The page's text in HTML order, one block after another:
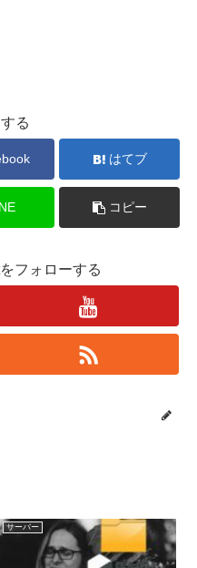
る
はてブ
コピー
フォローする
サーバー